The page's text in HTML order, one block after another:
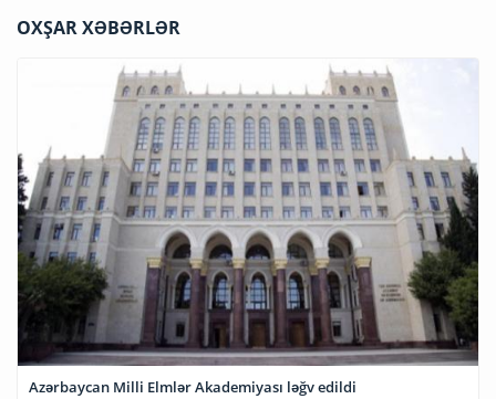
OXŞAR XƏBƏRLƏR
Azərbaycan Milli Elmlər Akademiyası ləğv edildi